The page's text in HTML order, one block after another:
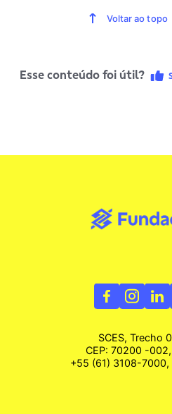
Voltar ao topo
Esse conteúdo foi útil?
SCES, Trecho
CEP: 70200 -002,
+55 (61) 3108-